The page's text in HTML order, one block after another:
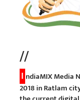
//
I ndiaMIX Media
2018 in Ratlam